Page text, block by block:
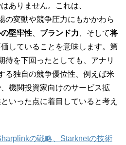
ありません。これは、
の変動や競争圧力にもかかわら
堅牢性 ブランド力 、そして将
していることを意味します。第
待を下回ったとしても、アナリ
る独自の競争優位性、例えば米
機関投資家向けのサービス拡
いった点に着目していると考え
の戦略、Starknetの技術